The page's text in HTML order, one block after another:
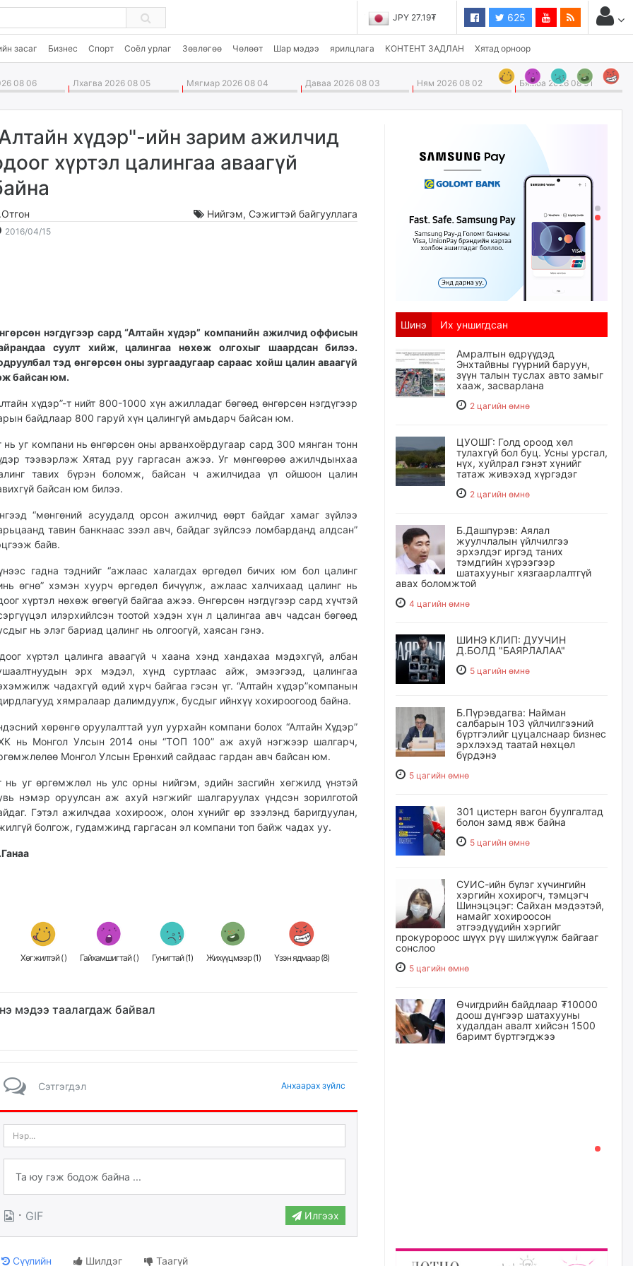
JPY 27.19₮ 625
засаг Бизнес Спорт Соёл урлаг Зөвлөгөө Чөлөөт Шар мэдээ ярилцлага КОНТЕНТ ЗАДЛАН Хятад орноор
08 06 Лхагва 2026 08 05 Мягмар 2026 08 04 Даваа 2026 08 03 Ням 2026 08 02 Бямба 2026 08 01
хүдэр"-ийн зарим ажилчид
хүртэл цалингаа аваагүй
Нийгэм, Сэжигтэй байгууллага
2016/04/152016-
2026-
нэгдүгээр сард “Алтайн хүдэр” компанийн ажилчид оффисын
суулт хийж, цалингаа нөхөж олгохыг шаардсан билээ.
тэд өнгөрсөн оны зургаадугаар сараас хойш цалин аваагүй
байсан юм.
хүдэр”-т нийт 800-1000 хүн ажилладаг бөгөөд өнгөрсөн нэгдүгээр
байдлаар 800 гаруй хүн цалингүй амьдарч байсан юм.
нь уг компани нь өнгөрсөн оны арванхоёрдугаар сард 300 мянган тонн
тээвэрлэж Хятад руу гаргасан ажээ. Уг мөнгөөрөө ажилчдынхаа
тавих бүрэн боломж, байсан ч ажилчидаа үл ойшоон цалин
байсан юм билээ.
“мөнгөний асуудалд орсон ажилчид өөрт байдаг хамаг зүйлээ
тавин банкнаас зээл авч, байдаг зүйлсээ ломбарданд алдсан”
байв.
гадна тэднийг “ажлаас халагдах өргөдөл бичих юм бол цалинг
өгнө” хэмэн хуурч өргөдөл бичүүлж, ажлаас халчихаад цалинг нь
хүртэл нөхөж өгөөгүй байгаа ажээ. Өнгөрсөн нэгдүгээр сард хүчтэй
илэрхийлсэн тоотой хэдэн хүн л цалингаа авч чадсан бөгөөд
нь элэг бариад цалинг нь олгоогүй, хаясан гэнэ.
хүртэл цалинга аваагүй ч хаана хэнд хандахаа мэдэхгүй, албан
эрх мэдэл, хүнд суртлаас айж, эмээгээд, цалингаа
чадахгүй өдий хүрч байгаа гэсэн үг. “Алтайн хүдэр”компанын
хямралаар далимдуулж, бусдыг ийнхүү хохироогоод байна.
хөрөнгө оруулалттай уул уурхайн компани болох “Алтайн Хүдэр”
нь Монгол Улсын 2014 оны “ТОП 100” аж ахуй нэгжээр шалгарч,
Монгол Улсын Ерөнхий сайдаас гардан авч байсан юм.
нь уг өргөмжлөл нь улс орны нийгэм, эдийн засгийн хөгжилд үнэтэй
нэмэр оруулсан аж ахуй нэгжийг шалгаруулах үндсэн зорилготой
Гэтэл ажилчдаа хохироож, олон хүнийг өр зээлэнд баригдуулан,
болгож, гудамжинд гаргасан эл компани топ байж чадах уу.
Хөгжилтэй () Гайхамшигтай () Гунигтай (1) Жихүүцмээр (1) Үзэн ядмаар (8)
мэдээ таалагдаж байвал
Сэтгэгдэл Анхаарах зүйлс
· GIF Илгээх
Сүүлийн Шилдэг Таагүй
Шинэ Их уншигдсан
Амралтын өдрүүдэд
Энхтайвны гүүрний баруун,
зүүн талын туслах авто замыг
хааж, засварлана
2 цагийн өмнө
ЦУОШГ: Голд ороод хөл
тулахгүй бол буц. Усны урсгал,
нүх, хуйлрал гэнэт хүнийг
татаж живэхэд хүргэдэг
2 цагийн өмнө
Б.Дашпүрэв: Аялал
жуулчлалын үйлчилгээ
эрхэлдэг иргэд таних
тэмдгийн хүрээгээр
шатахууныг хязгаарлалтгүй
авах боломжтой
4 цагийн өмнө
ШИНЭ КЛИП: ДУУЧИН
Д.БОЛД "БАЯРЛАЛАА"
5 цагийн өмнө
Б.Пүрэвдагва: Найман
салбарын 103 үйлчилгээний
бүртгэлийг цуцалснаар бизнес
эрхлэхэд таатай нөхцөл
бүрдэнэ
5 цагийн өмнө
301 цистерн вагон буулгалтад
болон замд явж байна
5 цагийн өмнө
СУИС-ийн бүлэг хүчингийн
хэргийн хохирогч, тэмцэгч
Шинэцэцэг: Сайхан мэдээтэй,
намайг хохироосон
этгээдүүдийн хэргийг
прокуророос шүүх рүү шилжүүлж байгааг
сонслоо
5 цагийн өмнө
Өчигдрийн байдлаар ₮10000
доош дүнгээр шатахууны
худалдан авалт хийсэн 1500
баримт бүртгэгджээ